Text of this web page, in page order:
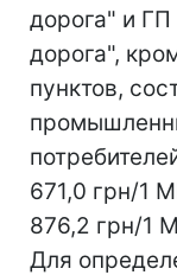
дорога" и
дорога",
пунктов,
671,0 грн/1
876,2 грн/1
Для